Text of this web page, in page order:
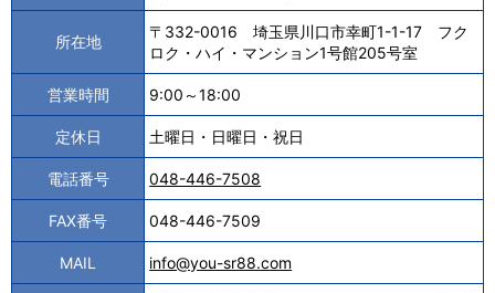
所在地
〒332-0016 埼玉県川口市幸町1-1-17 フク
ロク・ハイ・マンション1号館205号室
営業時間 9:00～18:00
定休日 土曜日・日曜日・祝日
電話番号 048-446-7508
FAX番号 048-446-7509
MAIL info@you-sr88.com